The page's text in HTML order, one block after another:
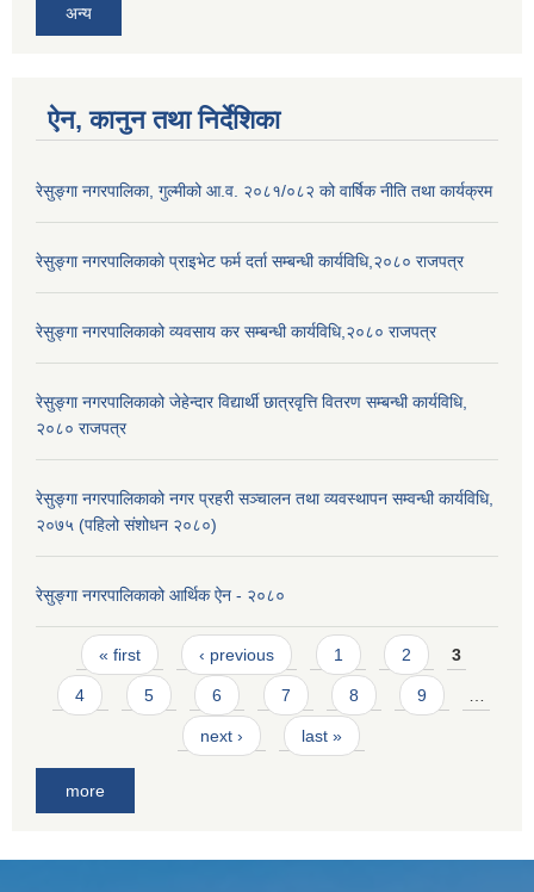
अन्य
ऐन, कानुन तथा निर्देशिका
रेसुङ्गा नगरपालिका, गुल्मीको आ.व. २०८१/०८२ को वार्षिक नीति तथा कार्यक्रम
रेसुङ्गा नगरपालिकाकाे प्राइभेट फर्म दर्ता सम्बन्धी कार्यविधि,२०८० राजपत्र
रेसुङ्गा नगरपालिकाको व्यवसाय कर सम्बन्धी कार्यविधि,२०८० राजपत्र
रेसुङ्गा नगरपालिकाको जेहेन्दार विद्यार्थी छात्रवृत्ति वितरण सम्बन्धी कार्यविधि,
२०८० राजपत्र
रेसुङ्गा नगरपालिकाको नगर प्रहरी सञ्चालन तथा व्यवस्थापन सम्वन्धी कार्यविधि,
२०७५ (पहिलो संशोधन २०८०)
रेसुङ्गा नगरपालिकाको आर्थिक ऐन - २०८०
Pages
« first ‹ previous 1 2 3
4 5 6 7 8 9
next › last »
more